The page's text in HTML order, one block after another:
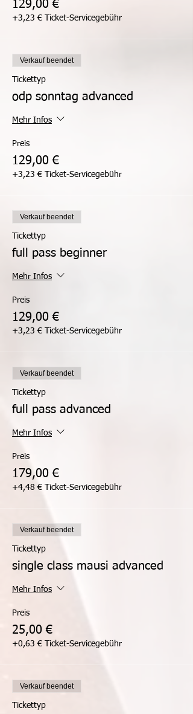
129,00 €
+3,23 € Ticket-Servicegebühr
Verkauf beendet
Tickettyp
odp sonntag advanced
Mehr Infos
Preis
129,00 €
+3,23 € Ticket-Servicegebühr
Verkauf beendet
Tickettyp
full pass beginner
Mehr Infos
Preis
129,00 €
+3,23 € Ticket-Servicegebühr
Verkauf beendet
Tickettyp
full pass advanced
Mehr Infos
Preis
179,00 €
+4,48 € Ticket-Servicegebühr
Verkauf beendet
Tickettyp
single class mausi advanced
Mehr Infos
Preis
25,00 €
+0,63 € Ticket-Servicegebühr
Verkauf beendet
Tickettyp